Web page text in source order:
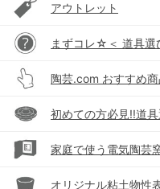
アウトレット
まずコレ☆＜ 道具選
陶芸.com おすすめ商
初めての方必見!!道
家庭で使う電気陶芸
オリジナル粘土物性